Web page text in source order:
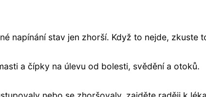
napínání stav jen zhorší. Když to nejde, zkuste
a čípky na úlevu od bolesti, svědění a otoků.